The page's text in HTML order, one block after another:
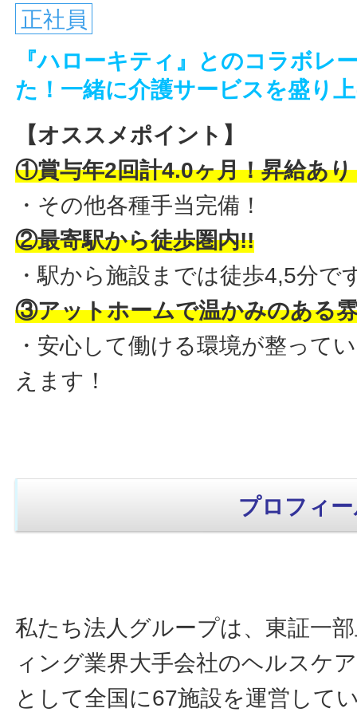
正社員
『ハローキティ』とのコラボレ
た！一緒に介護サービスを盛り
【オススメポイント】
①賞与年2回計4.0ヶ月！昇給あり
・その他各種手当完備！
②最寄駅から徒歩圏内!!
・駅から施設までは徒歩4,5分で
③アットホームで温かみのある
・安心して働ける環境が整って
えます！
プロフィ
私たち法人グループは、東証一
ィング業界大手会社のヘルスケ
として全国に67施設を運営して